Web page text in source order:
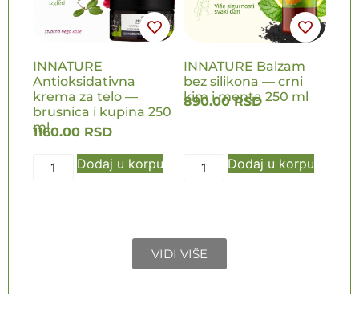
INNATURE
Antioksidativna
krema za telo —
brusnica i kupina 250
ml
1160.00 RSD
Dodaj u korpu
INNATURE Balzam
bez silikona — crni
kim i menta 250 ml
890.00RSD
Dodaj u korpu
VIDI VIŠE